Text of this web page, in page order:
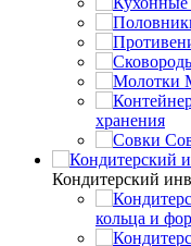
хранения
Кондитерский
кольца и